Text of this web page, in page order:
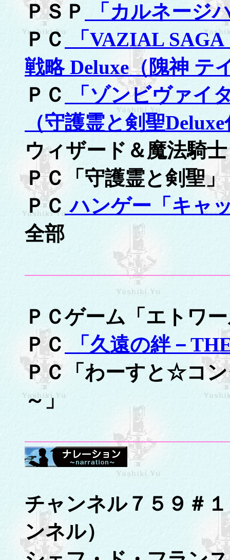
ＰＳＰ
「カルネージ
ＰＣ
「VAZIAL
戦略 Deluxe（隗神 テ
ＰＣ
「ゾンビヴァイ
（守護霊と剣聖
ウィザード＆魔法騎
ＰＣ「守護霊と剣聖
ＰＣ ハンゲー「キャ
全部
ＰＣゲーム「エトワ
ＰＣ
「久遠の絆－
ＰＣ「わーすと☆コ
～」
チャンネル７５９＃
ンネル）